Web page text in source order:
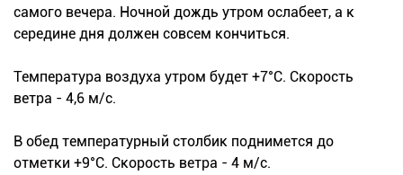
самого вечера. Ночной дождь утром ослабеет, а к
середине дня должен совсем кончиться.
Температура воздуха утром будет +7°С. Скорость
ветра - 4,6 м/с.
В обед температурный столбик поднимется до
отметки +9°С. Скорость ветра - 4 м/с.